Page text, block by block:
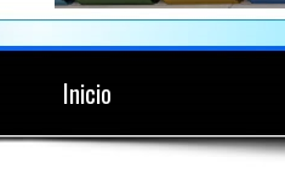
Inicio